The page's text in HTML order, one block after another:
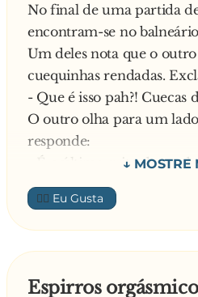
50.000 Km. Alguns dias
encontra a loira e
-Então conseguiste
E a loira:
- Estás doida? Agora que
eu fico com ele!
No final de uma partida
encontram-se no
Um deles nota que o outro
cuequinhas rendadas.
- Que é isso pah?! Cuecas
O outro olha para um
responde:
- É o último grito da moda,
meus amigos estão a usar
Incrédulo diz ele:
- Impossivel! Tá tudo
começaste com esta
- Desde que a minha
👍🏼
Espirros